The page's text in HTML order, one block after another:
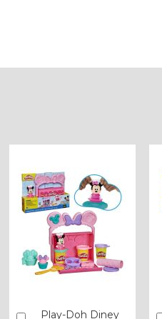
Play-Doh Diney
Añadir